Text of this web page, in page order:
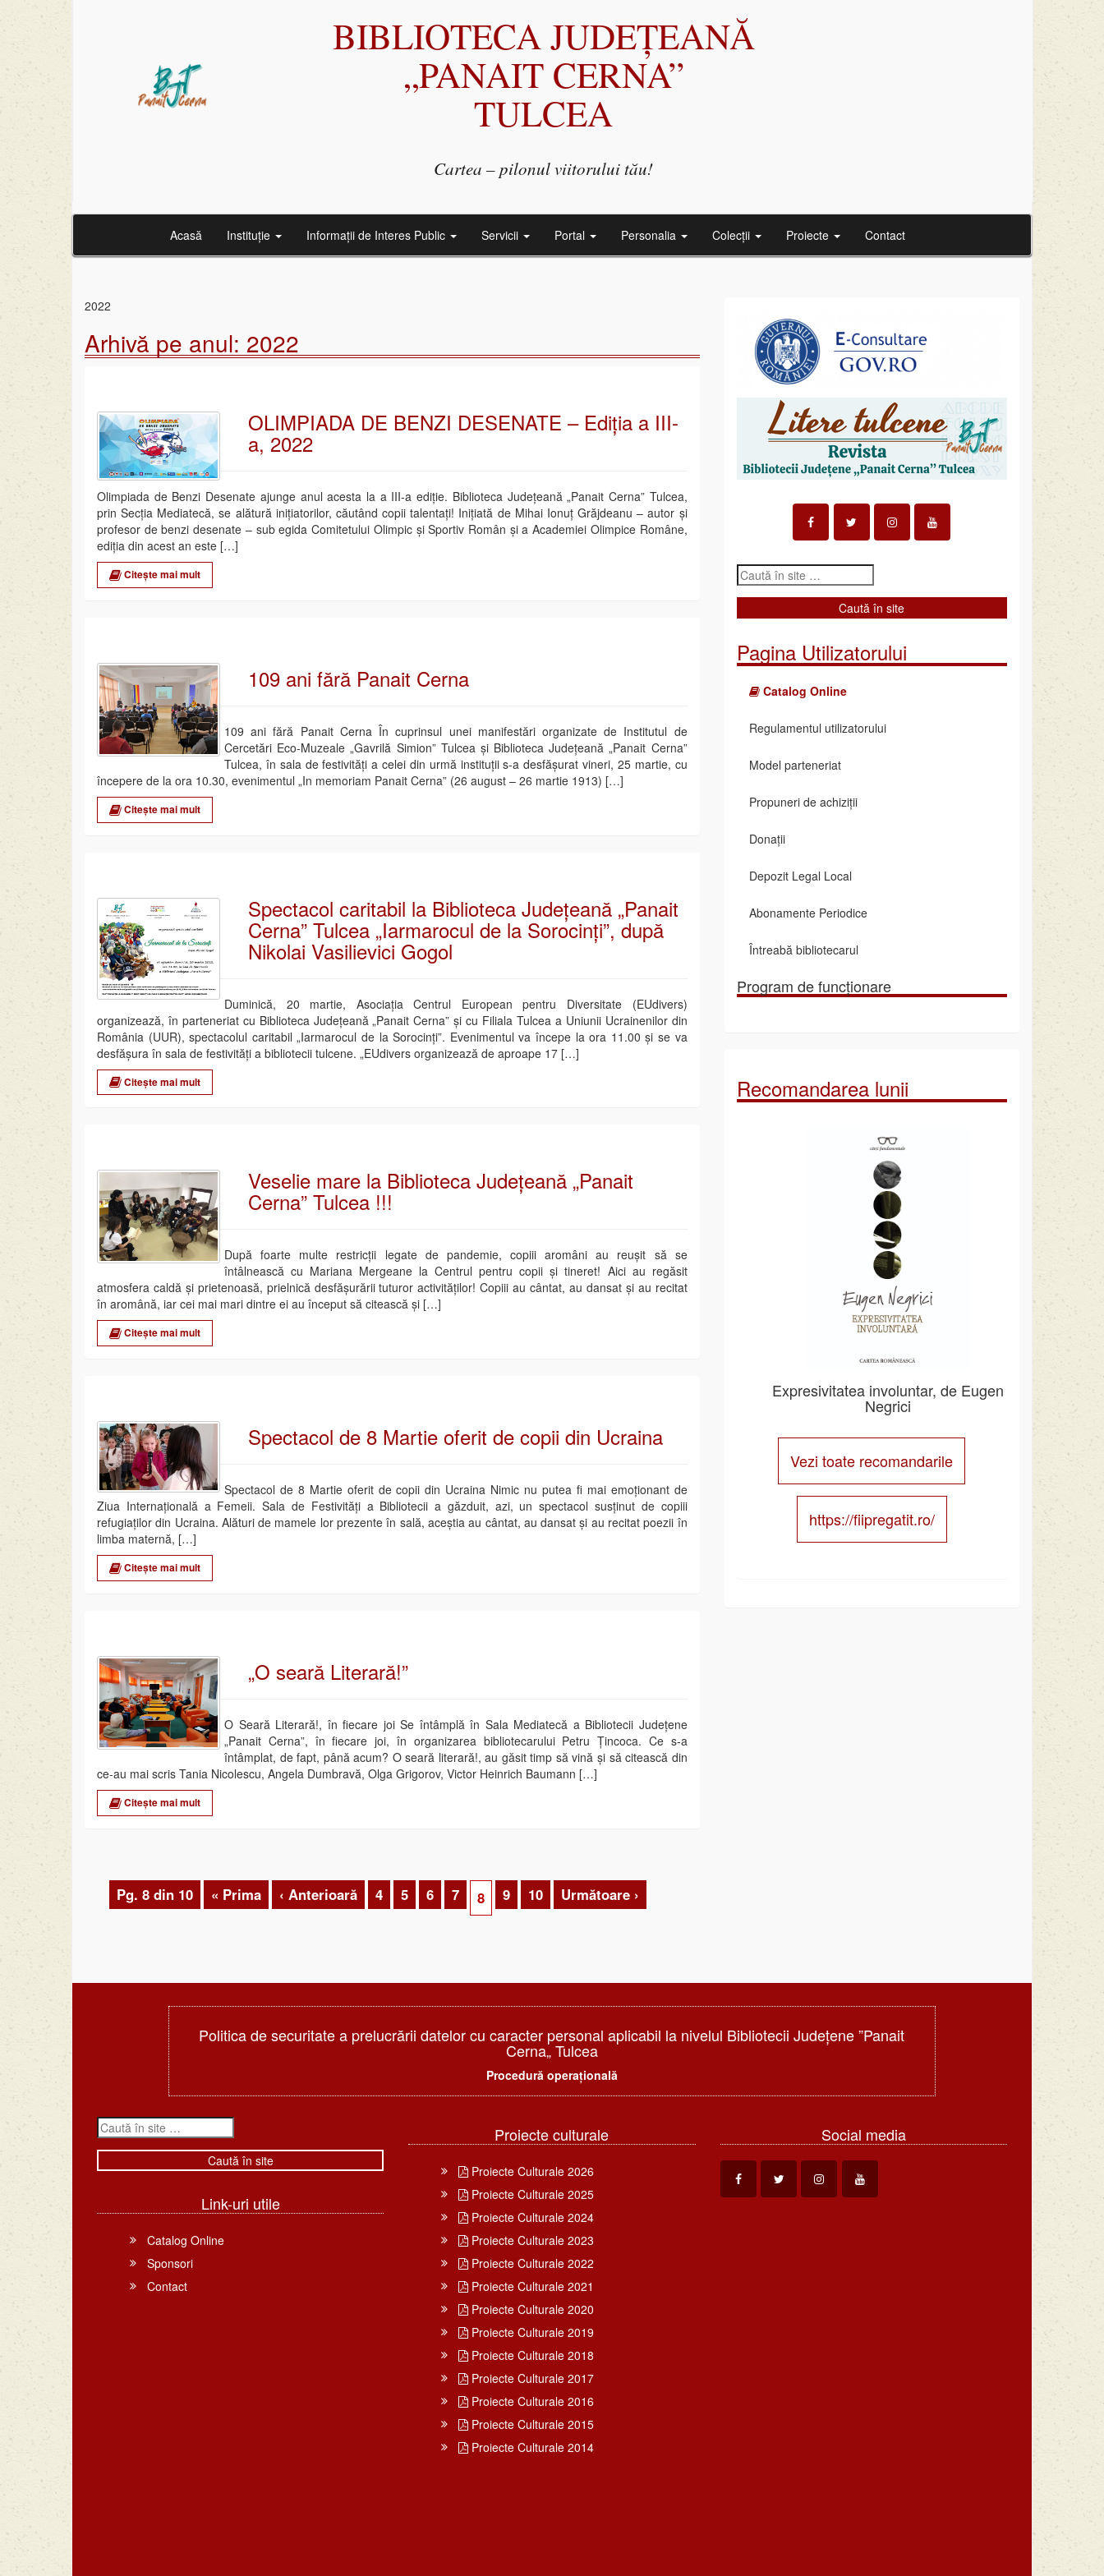
BIBLIOTECA JUDEȚEANĂ
„PANAIT CERNA”
TULCEA
Cartea – pilonul viitorului tău!
Acasă Instituție Informații de Interes Public Servicii Portal Personalia Colecții Proiecte Contact
2022
Arhivă pe anul: 2022
OLIMPIADA DE BENZI DESENATE – Ediția a III-
a, 2022
Olimpiada de Benzi Desenate ajunge anul acesta la a III-a ediție. Biblioteca Județeană „Panait Cerna” Tulcea,
prin Secția Mediatecă, se alătură inițiatorilor, căutând copii talentați! Inițiată de Mihai Ionuț Grăjdeanu – autor și
profesor de benzi desenate – sub egida Comitetului Olimpic și Sportiv Român și a Academiei Olimpice Române,
ediția din acest an este […]
Citește mai mult
109 ani fără Panait Cerna
109 ani fără Panait Cerna În cuprinsul unei manifestări organizate de Institutul de
Cercetări Eco-Muzeale „Gavrilă Simion” Tulcea și Biblioteca Județeană „Panait Cerna”
Tulcea, în sala de festivități a celei din urmă instituții s-a desfășurat vineri, 25 martie, cu
începere de la ora 10.30, evenimentul „In memoriam Panait Cerna” (26 august – 26 martie 1913) […]
Citește mai mult
Spectacol caritabil la Biblioteca Județeană „Panait
Cerna” Tulcea „Iarmarocul de la Sorocinți”, după
Nikolai Vasilievici Gogol
Duminică, 20 martie, Asociația Centrul European pentru Diversitate (EUdivers)
organizează, în parteneriat cu Biblioteca Județeană „Panait Cerna” și cu Filiala Tulcea a Uniunii Ucrainenilor din
România (UUR), spectacolul caritabil „Iarmarocul de la Sorocinți”. Evenimentul va începe la ora 11.00 și se va
desfășura în sala de festivități a bibliotecii tulcene. „EUdivers organizează de aproape 17 […]
Citește mai mult
Veselie mare la Biblioteca Județeană „Panait
Cerna” Tulcea !!!
După foarte multe restricții legate de pandemie, copiii aromâni au reușit să se
întâlnească cu Mariana Mergeane la Centrul pentru copii și tineret! Aici au regăsit
atmosfera caldă și prietenoasă, prielnică desfășurării tuturor activităților! Copiii au cântat, au dansat și au recitat
în aromână, iar cei mai mari dintre ei au început să citească și […]
Citește mai mult
Spectacol de 8 Martie oferit de copii din Ucraina
Spectacol de 8 Martie oferit de copii din Ucraina Nimic nu putea fi mai emoționant de
Ziua Internațională a Femeii. Sala de Festivități a Bibliotecii a găzduit, azi, un spectacol susținut de copiii
refugiaților din Ucraina. Alături de mamele lor prezente în sală, aceștia au cântat, au dansat și au recitat poezii în
limba maternă, […]
Citește mai mult
„O seară Literară!”
O Seară Literară!, în fiecare joi Se întâmplă în Sala Mediatecă a Bibliotecii Județene
„Panait Cerna”, în fiecare joi, în organizarea bibliotecarului Petru Țincoca. Ce s-a
întâmplat, de fapt, până acum? O seară literară!, au găsit timp să vină și să citească din
ce-au mai scris Tania Nicolescu, Angela Dumbravă, Olga Grigorov, Victor Heinrich Baumann […]
Citește mai mult
Pg. 8 din 10 « Prima ‹ Anterioară 4 5 6 7 8 9 10 Următoare ›
Pagina Utilizatorului
Catalog Online
Regulamentul utilizatorului
Model parteneriat
Propuneri de achiziții
Donații
Depozit Legal Local
Abonamente Periodice
Întreabă bibliotecarul
Program de funcționare
Recomandarea lunii
Expresivitatea involuntar, de Eugen
Negrici
Vezi toate recomandarile
https://fiipregatit.ro/
Politica de securitate a prelucrării datelor cu caracter personal aplicabil la nivelul Bibliotecii Judeţene ”Panait
Cerna„ Tulcea
Procedură operațională
Link-uri utile
Catalog Online
Sponsori
Contact
Proiecte culturale
Proiecte Culturale 2026
Proiecte Culturale 2025
Proiecte Culturale 2024
Proiecte Culturale 2023
Proiecte Culturale 2022
Proiecte Culturale 2021
Proiecte Culturale 2020
Proiecte Culturale 2019
Proiecte Culturale 2018
Proiecte Culturale 2017
Proiecte Culturale 2016
Proiecte Culturale 2015
Proiecte Culturale 2014
Social media